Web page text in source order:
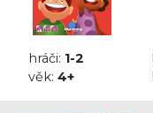
hráči: 1-2
věk: 4+